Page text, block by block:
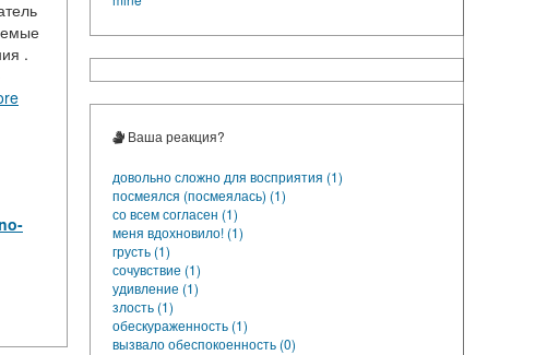
.
Ваша реакция?
довольно сложно для восприятия (1)
посмеялся (посмеялась) (1)
со всем согласен (1)
меня вдохновило! (1)
грусть (1)
сочувствие (1)
удивление (1)
злость (1)
обескураженность (1)
вызвало обеспокоенность (0)